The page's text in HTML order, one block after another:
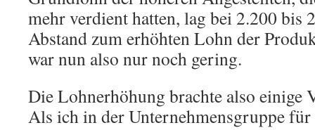
mehr verdient hatten, lag bei 2.200 bis
Abstand zum erhöhten Lohn der
war nun also nur noch gering.
Die Lohnerhöhung brachte also
Als ich in der Unternehmensgruppe